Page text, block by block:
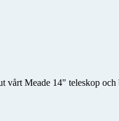
vårt Meade 14" teleskop